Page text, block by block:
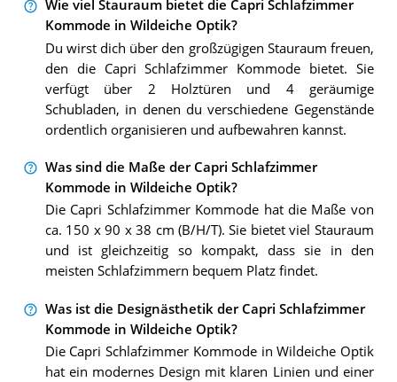
Wie viel Stauraum bietet die Capri Schlafzimmer
Kommode in Wildeiche Optik?
Du wirst dich über den großzügigen Stauraum freuen,
den die Capri Schlafzimmer Kommode bietet. Sie
verfügt über 2 Holztüren und 4 geräumige
Schubladen, in denen du verschiedene Gegenstände
ordentlich organisieren und aufbewahren kannst.
Was sind die Maße der Capri Schlafzimmer
Kommode in Wildeiche Optik?
Die Capri Schlafzimmer Kommode hat die Maße von
ca. 150 x 90 x 38 cm (B/H/T). Sie bietet viel Stauraum
und ist gleichzeitig so kompakt, dass sie in den
meisten Schlafzimmern bequem Platz findet.
Was ist die Designästhetik der Capri Schlafzimmer
Kommode in Wildeiche Optik?
Die Capri Schlafzimmer Kommode in Wildeiche Optik
hat ein modernes Design mit klaren Linien und einer